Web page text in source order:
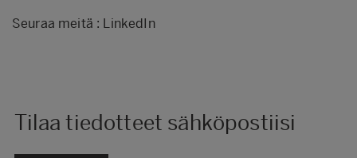
Seuraa meitä : LinkedIn
Tilaa tiedotteet sähköpostiisi